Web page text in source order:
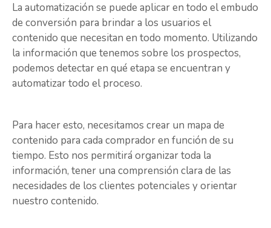
La automatización se puede aplicar en todo el embudo
de conversión para brindar a los usuarios el
contenido que necesitan en todo momento. Utilizando
la información que tenemos sobre los prospectos,
podemos detectar en qué etapa se encuentran y
automatizar todo el proceso.
Para hacer esto, necesitamos crear un mapa de
contenido para cada comprador en función de su
tiempo. Esto nos permitirá organizar toda la
información, tener una comprensión clara de las
necesidades de los clientes potenciales y orientar
nuestro contenido.